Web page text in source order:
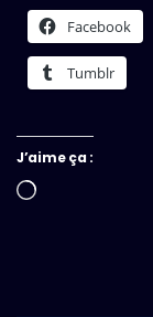
Facebook
Tumblr
J’aime ça :
Chargement…